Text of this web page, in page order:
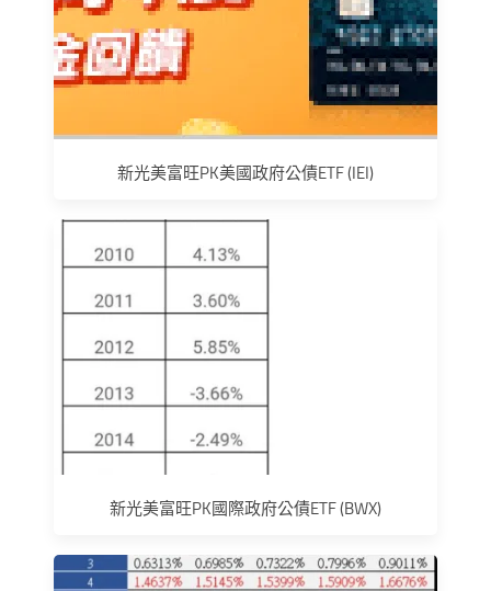
新光美富旺PK美國政府公債ETF (IEI)
新光美富旺PK國際政府公債ETF (BWX)